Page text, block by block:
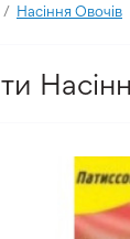
Насіння Овочів